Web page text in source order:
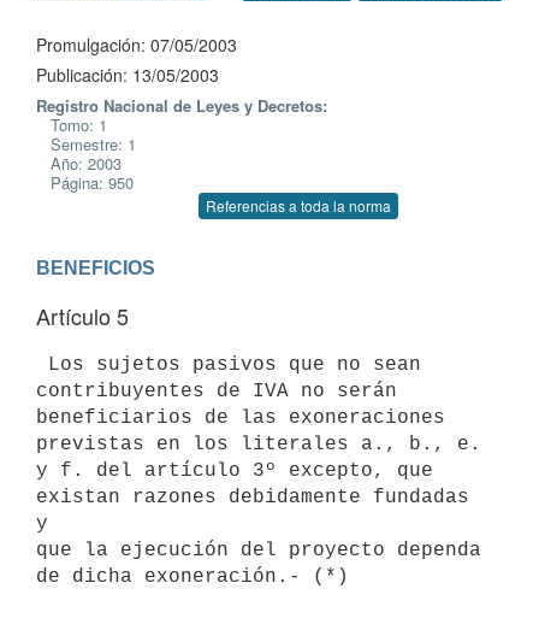
Promulgación: 07/05/2003
Publicación: 13/05/2003
Registro Nacional de Leyes y Decretos:
Tomo: 1
Semestre: 1
Año: 2003
Página: 950
Referencias a toda la norma
BENEFICIOS
Artículo 5
contribuyentes de IVA no serán
beneficiarios de las exoneraciones
previstas en los literales a., b., e.
y f. del artículo 3º excepto, que
existan razones debidamente fundadas
y
que la ejecución del proyecto dependa